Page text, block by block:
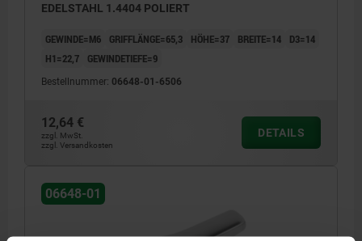
EDELSTAHL 1.4404 POLIERT
GEWINDE=M6 GRIFFLÄNGE=65,3 HÖHE=37 BREITE=14
D3=14
H1=22,7
GEWINDETIEFE=9
Bestellnummer: 06648-01-6506
12,64 €
zzgl. MwSt.
zzgl. Versandkosten
DETAILS
06648-01